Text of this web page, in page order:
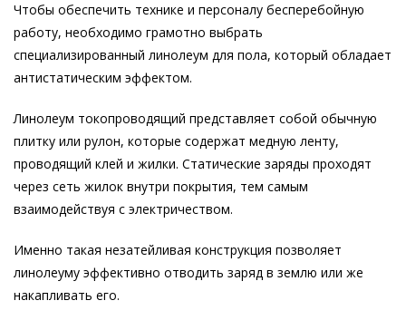
Чтобы обеспечить технике и персоналу бесперебойную
работу, необходимо грамотно выбрать
специализированный линолеум для пола, который обладает
антистатическим эффектом.
Линолеум токопроводящий представляет собой обычную
плитку или рулон, которые содержат медную ленту,
проводящий клей и жилки. Статические заряды проходят
через сеть жилок внутри покрытия, тем самым
взаимодействуя с электричеством.
Именно такая незатейливая конструкция позволяет
линолеуму эффективно отводить заряд в землю или же
накапливать его.